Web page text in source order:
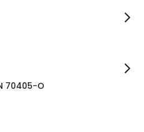
70405-O